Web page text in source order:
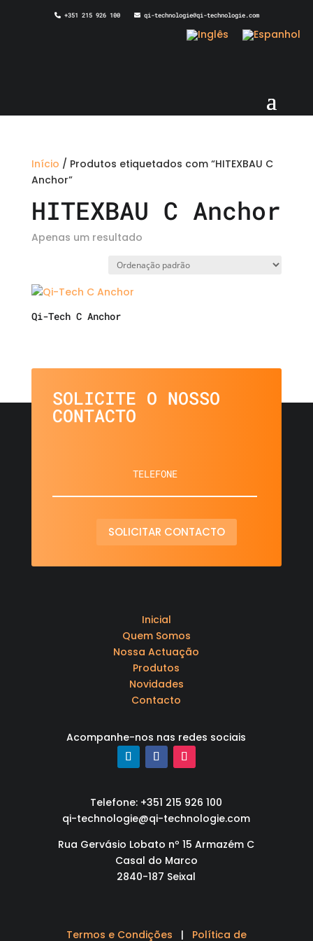
+351 215 926 100 qi-technologie@qi-technologie.com
Início / Produtos etiquetados com “HITEXBAU C
Anchor”
HITEXBAU C Anchor
Apenas um resultado
Qi-Tech C Anchor
SOLICITE O NOSSO
CONTACTO
SOLICITAR CONTACTO
Inicial
Quem Somos
Nossa Actuação
Produtos
Novidades
Contacto
Acompanhe-nos nas redes sociais
Telefone: +351 215 926 100
qi-technologie@qi-technologie.com
Rua Gervásio Lobato nº 15 Armazém C
Casal do Marco
2840-187 Seixal
Termos e Condições | Política de